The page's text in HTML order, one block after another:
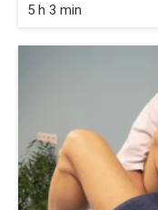
5 h 3 min